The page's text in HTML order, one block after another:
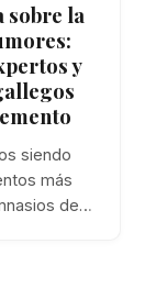
sobre la
y
siendo
más
de…